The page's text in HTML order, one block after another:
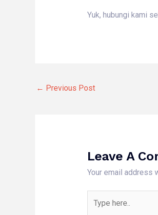
Yuk, hubungi kami
← Previous Post
Leave A
Your email address
here..